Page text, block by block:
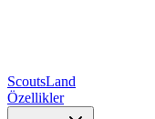
ScoutsLand
Özellikler